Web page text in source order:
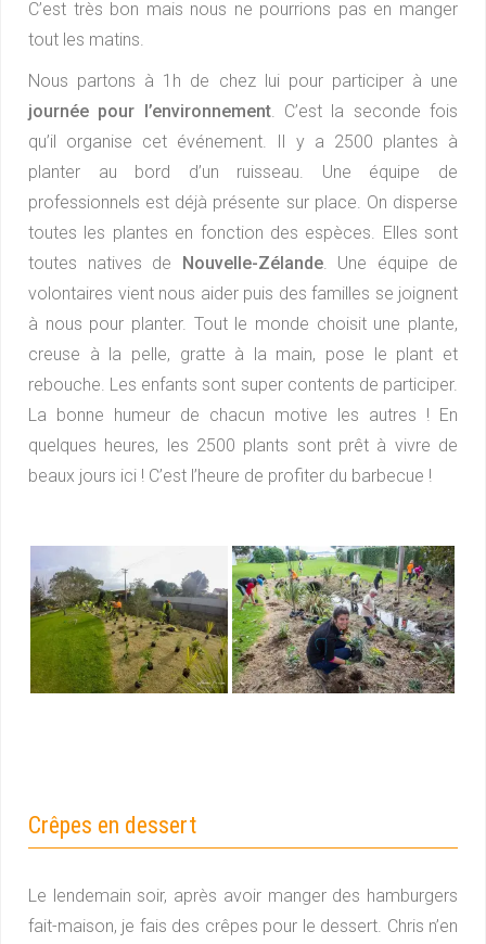
C’est très bon mais nous ne pourrions pas en manger
tout les matins.
Nous partons à 1h de chez lui pour participer à une
journée pour l’environnement. C’est la seconde fois
qu’il organise cet événement. Il y a 2500 plantes à
planter au bord d’un ruisseau. Une équipe de
professionnels est déjà présente sur place. On disperse
toutes les plantes en fonction des espèces. Elles sont
toutes natives de Nouvelle-Zélande. Une équipe de
volontaires vient nous aider puis des familles se joignent
à nous pour planter. Tout le monde choisit une plante,
creuse à la pelle, gratte à la main, pose le plant et
rebouche. Les enfants sont super contents de participer.
La bonne humeur de chacun motive les autres ! En
quelques heures, les 2500 plants sont prêt à vivre de
beaux jours ici ! C’est l’heure de profiter du barbecue !
Crêpes en dessert
Le lendemain soir, après avoir manger des hamburgers
fait-maison, je fais des crêpes pour le dessert. Chris n’en